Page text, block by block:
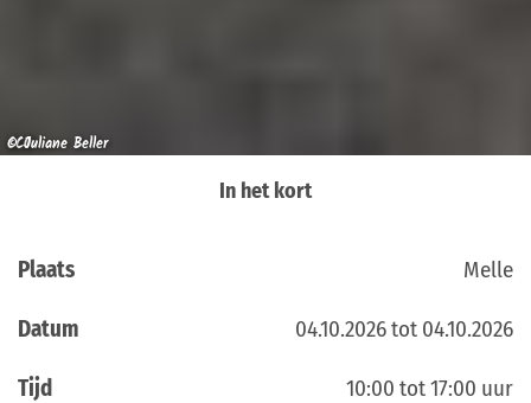
CC0
© Juliane Beller
In het kort
Plaats Melle
Datum 04.10.2026 tot 04.10.2026
Tijd 10:00 tot 17:00 uur